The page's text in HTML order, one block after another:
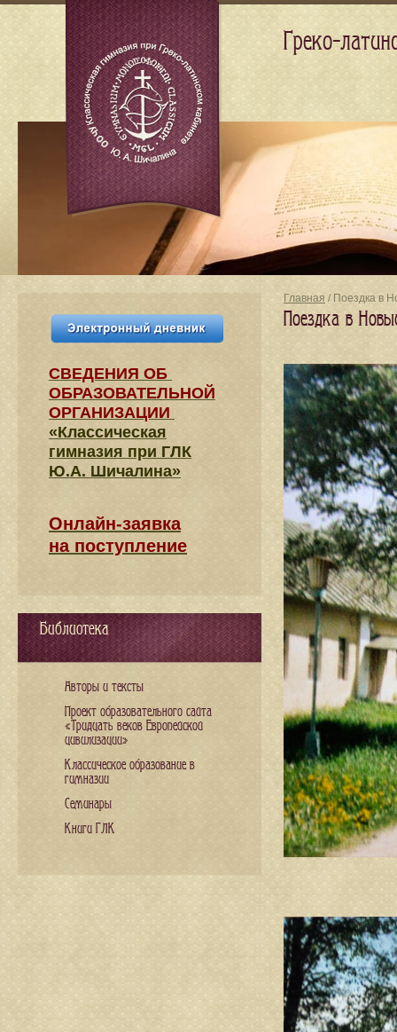
Главная / Поездка в
Поездка в
СВЕДЕНИЯ​ ОБ
ОБРАЗОВАТЕЛЬНОЙ
ОРГАНИЗАЦИИ
«Классическая
гимназия при ГЛК
Ю.А. Шичалина»
Онлайн-заявка
на поступление
Библиотека
Авторы и тексты
Проект образовательного сайта
«Тридцать веков Европейской
цивилизации»
Классическое образование в
гимназии
Семинары
Книги ГЛК
Греко-